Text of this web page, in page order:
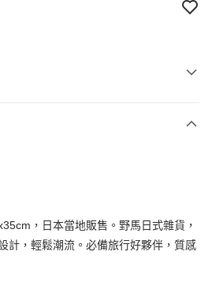
彰化商業銀行
台北富邦商業銀行
，日本當地販售。野馬日式雜貨，
計，輕鬆潮流。必備旅行好夥伴，質感